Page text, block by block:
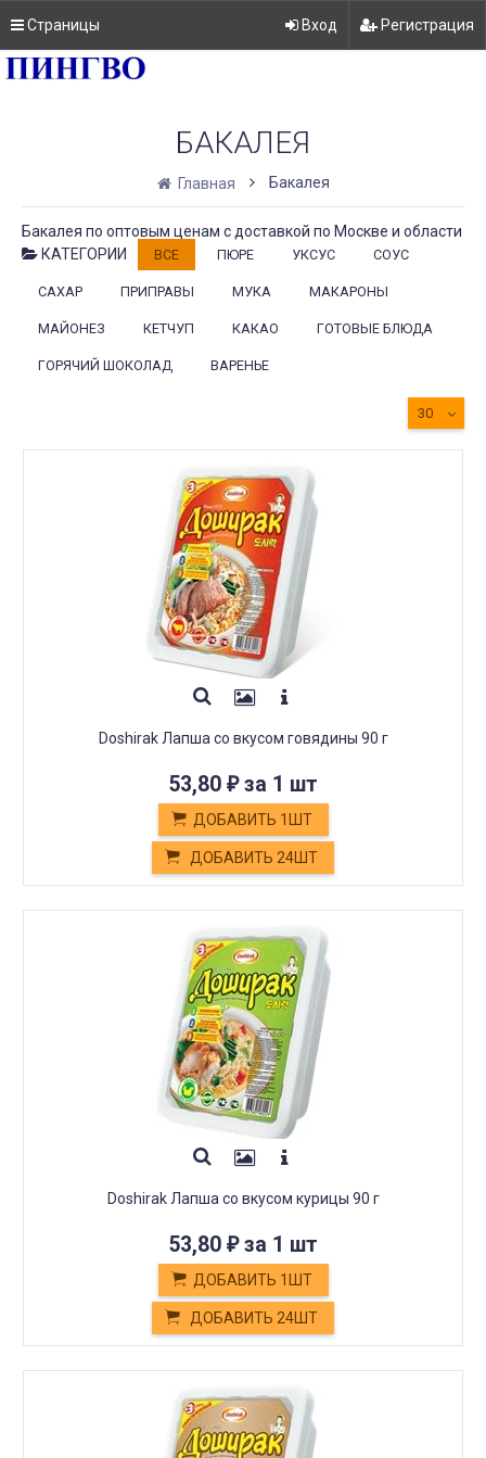
Страницы Вход Регистрация
БАКАЛЕЯ
Главная Бакалея
Бакалея по оптовым ценам с доставкой по Москве и области
КАТЕГОРИИ
ВСЕ ПЮРЕ УКСУС СОУС
САХАР ПРИПРАВЫ МУКА МАКАРОНЫ
МАЙОНЕЗ КЕТЧУП КАКАО ГОТОВЫЕ БЛЮДА
ГОРЯЧИЙ ШОКОЛАД ВАРЕНЬЕ
30
Doshirak Лапша со вкусом говядины 90 г
53,80 ₽за 1 шт
ДОБАВИТЬ 1ШТ
ДОБАВИТЬ 24ШТ
Doshirak Лапша со вкусом курицы 90 г
53,80 ₽за 1 шт
ДОБАВИТЬ 1ШТ
ДОБАВИТЬ 24ШТ